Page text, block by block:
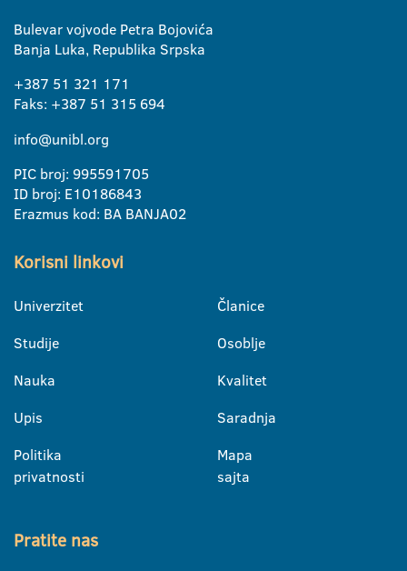
Bulevar vojvode Petra Bojovića
Banja Luka, Republika Srpska
+387 51 321 171
Faks: +387 51 315 694
info@unibl.org
PIC broj: 995591705
ID broj: E10186843
Erazmus kod: BA BANJA02
Korisni linkovi
Univerzitet
Studije
Nauka
Upis
Politika
privatnosti
Članice
Osoblje
Kvalitet
Saradnja
Mapa
sajta
Pratite nas